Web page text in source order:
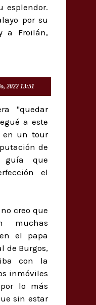
esplendor.
por su
a Froilán,
2022 13:51
"quedar
a este
en un tour
de
guía que
el
creo que
muchas
el papa
de Burgos,
con la
inmóviles
lo más
sin estar